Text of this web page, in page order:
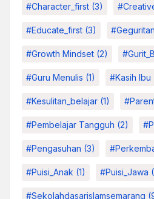
#character_first (3)
#educate_first (3) #Geguritan
#growth Mindset (2)
#Guru Menulis (1) #kasih Ibu
#kesulitan_belajar (1)
#pembelajar Tangguh (2)
#pengasuhan (3)
#Puisi_Anak (1) #Puisi_Jawa
#sekolahdasarislamsemarang